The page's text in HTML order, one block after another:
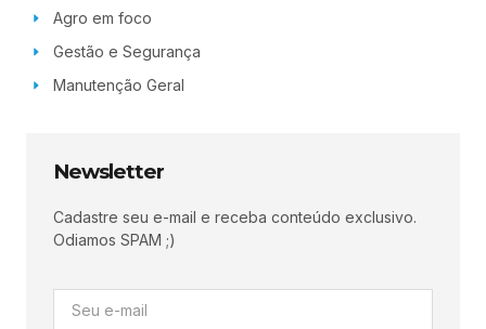
Agro em foco
Gestão e Segurança
Manutenção Geral
Newsletter
Cadastre seu e-mail e receba conteúdo exclusivo.
Odiamos SPAM ;)